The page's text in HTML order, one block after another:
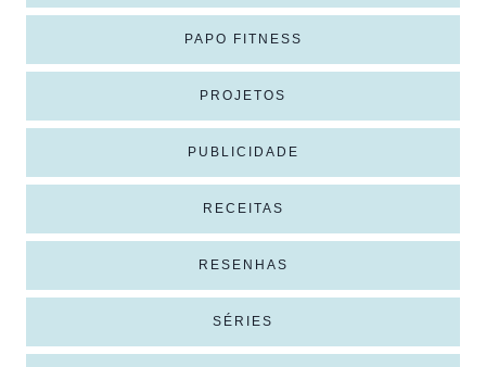
PAPO FITNESS
PROJETOS
PUBLICIDADE
RECEITAS
RESENHAS
SÉRIES